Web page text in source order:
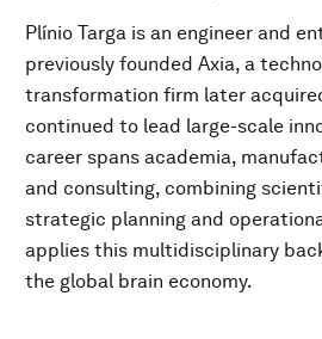
Plínio Targa is an engineer and
previously founded Axia, a
transformation firm later
continued to lead large-scale
career spans academia,
and consulting, combining
strategic planning and
applies this multidisciplinary
the global brain economy.